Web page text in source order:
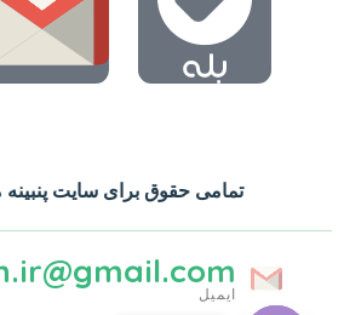
تمامی حقوق برای سایت
ایمیل